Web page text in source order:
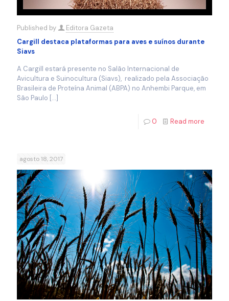
Published by
Editora Gazeta
Cargill destaca plataformas para aves e suínos durante
Siavs
A Cargill estará presente no Salão Internacional de
Avicultura e Suinocultura (Siavs), realizado pela Associação
Brasileira de Proteína Animal (ABPA) no Anhembi Parque, em
São Paulo […]
0 Read more
agosto 18, 2017